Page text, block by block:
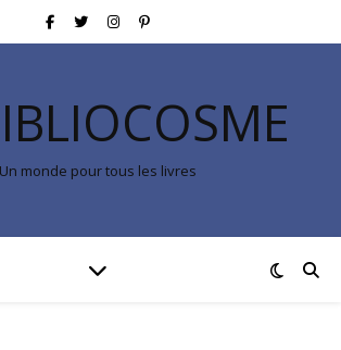
Un monde pour tous les livres